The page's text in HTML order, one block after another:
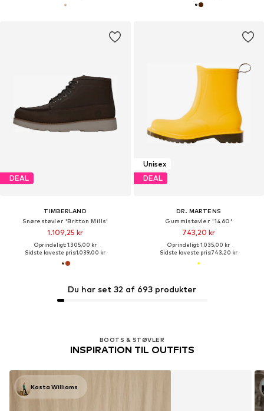
DEAL
TIMBERLAND
Snørestøvler 'Britton Mills'
1.109,25 kr
Oprindeligt: 1.305,00 kr
Sidste laveste pris:1.039,00 kr
Unisex
DEAL
DR. MARTENS
Gummistøvler '1460'
743,20 kr
Oprindeligt: 1.035,00 kr
Sidste laveste pris:743,20 kr
Du har set 32 af 693 produkter
BOOTS & STØVLER
INSPIRATION TIL OUTFITS
Kosta Williams